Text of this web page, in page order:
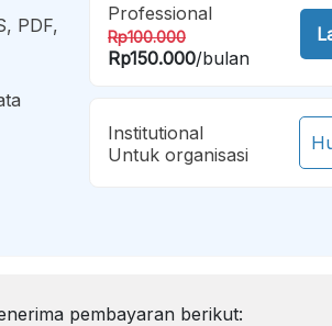
PDF,
Professional
Rp100.000
Rp150.000/bulan
Institutional
Untuk organisasi
pembayaran berikut: